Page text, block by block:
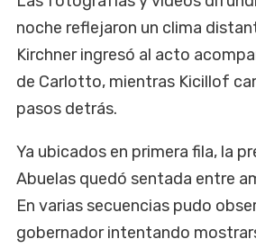
noche reflejaron un clima
Kirchner ingresó al acto
de Carlotto, mientras Kicillof
pasos detrás.
Ya ubicados en primera fila, la
Abuelas quedó sentada entre
En varias secuencias pudo
gobernador intentando